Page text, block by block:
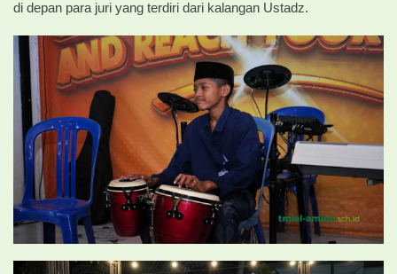
di depan para juri yang terdiri dari kalangan Ustadz.